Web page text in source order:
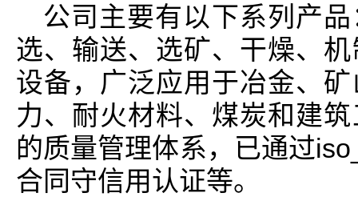
公司主要有以下系列产
选、输送、选矿、干燥、
设备，广泛应用于冶金、
力、耐火材料、煤炭和建
的质量管理体系，已通过
合同守信用认证等。